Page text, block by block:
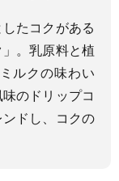
たコクがある
。乳原料と植
ルクの味わい
のドリップコ
ドし、コクの